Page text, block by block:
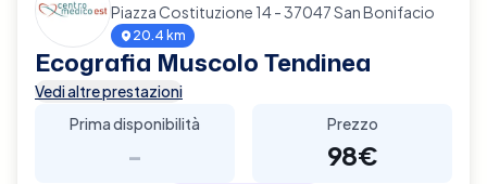
Piazza Costituzione 14 - 37047 San Bonifacio
20.4 km
Ecografia Muscolo Tendinea
Vedi altre prestazioni
Prima disponibilità
-
Prezzo
98€